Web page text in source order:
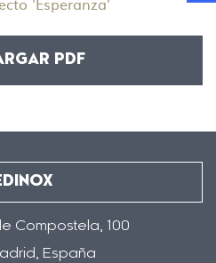
PDF
Compostela, 100
España